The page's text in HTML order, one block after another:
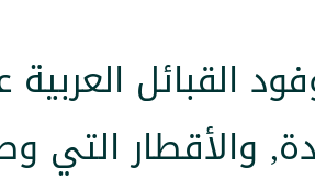
القبائل
والأقطار